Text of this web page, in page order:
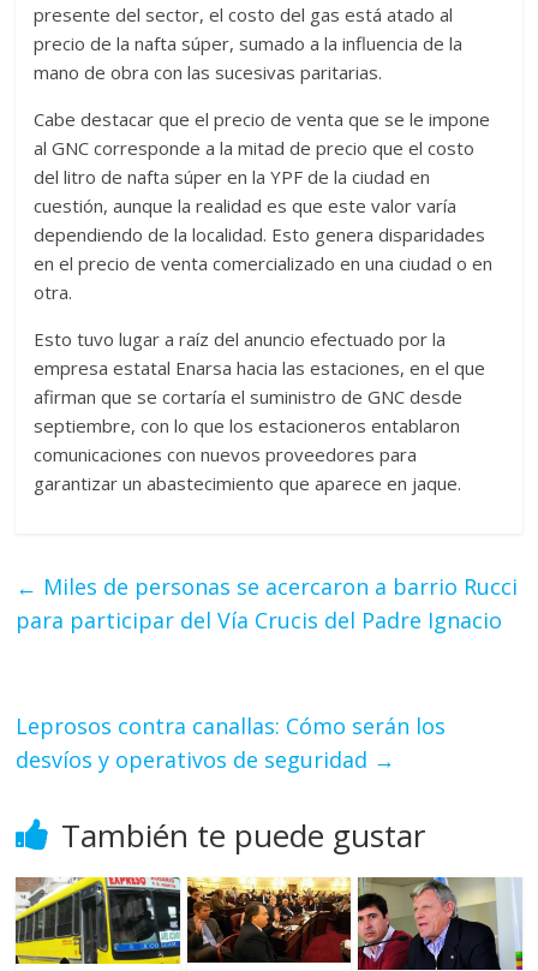
presente del sector, el costo del gas está atado al
precio de la nafta súper, sumado a la influencia de la
mano de obra con las sucesivas paritarias.
Cabe destacar que el precio de venta que se le impone
al GNC corresponde a la mitad de precio que el costo
del litro de nafta súper en la YPF de la ciudad en
cuestión, aunque la realidad es que este valor varía
dependiendo de la localidad. Esto genera disparidades
en el precio de venta comercializado en una ciudad o en
otra.
Esto tuvo lugar a raíz del anuncio efectuado por la
empresa estatal Enarsa hacia las estaciones, en el que
afirman que se cortaría el suministro de GNC desde
septiembre, con lo que los estacioneros entablaron
comunicaciones con nuevos proveedores para
garantizar un abastecimiento que aparece en jaque.
← Miles de personas se acercaron a barrio Rucci
para participar del Vía Crucis del Padre Ignacio
Leprosos contra canallas: Cómo serán los
desvíos y operativos de seguridad →
También te puede gustar